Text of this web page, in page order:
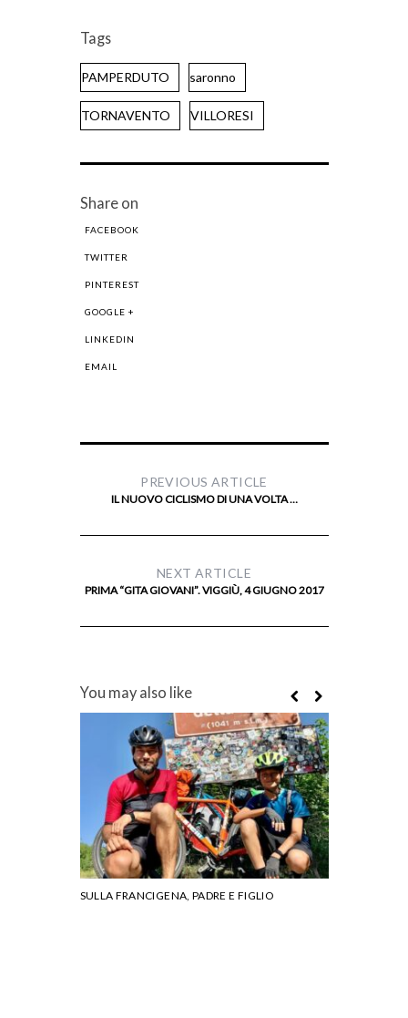
Tags
PAMPERDUTO saronno
TORNAVENTO VILLORESI
Share on
FACEBOOK
TWITTER
PINTEREST
GOOGLE +
LINKEDIN
EMAIL
PREVIOUS ARTICLE
IL NUOVO CICLISMO DI UNA VOLTA …
NEXT ARTICLE
PRIMA “GITA GIOVANI”. VIGGIÙ, 4 GIUGNO 2017
You may also like
SULLA FRANCIGENA, PADRE E FIGLIO